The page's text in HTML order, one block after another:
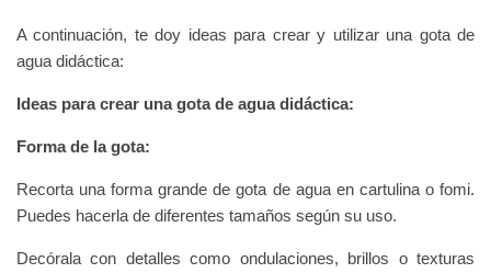
A continuación, te doy ideas para crear y utilizar una gota de
agua didáctica:
Ideas para crear una gota de agua didáctica:
Forma de la gota:
Recorta una forma grande de gota de agua en cartulina o fomi.
Puedes hacerla de diferentes tamaños según su uso.
Decórala con detalles como ondulaciones, brillos o texturas